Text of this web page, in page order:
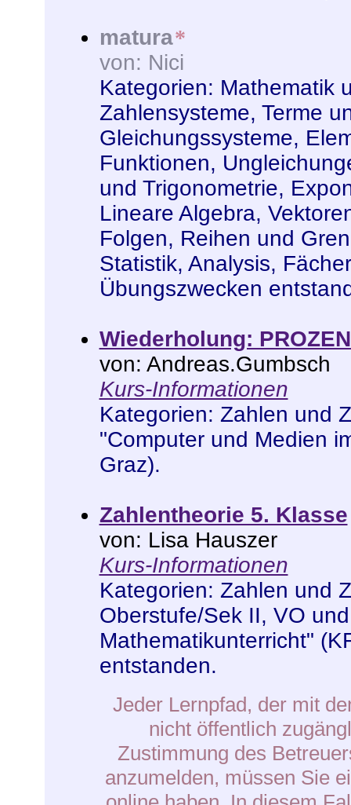
matura*
von: Nici
Kategorien: Mathematik
Zahlensysteme, Terme
Gleichungssysteme,
Funktionen,
und Trigonometrie,
Lineare Algebra,
Folgen, Reihen und
Statistik, Analysis,
Übungszwecken
Wiederholung:
von: Andreas.Gumbsch
Kurs-Informationen
Kategorien: Zahlen und
"Computer und Medien
Graz).
Zahlentheorie 5. Klasse
von: Lisa Hauszer
Kurs-Informationen
Kategorien: Zahlen und
Oberstufe/Sek II, VO
Mathematikunterricht"
entstanden.
Jeder Lernpfad, der mit
nicht öffentlich
Zustimmung des
anzumelden, müssen Sie